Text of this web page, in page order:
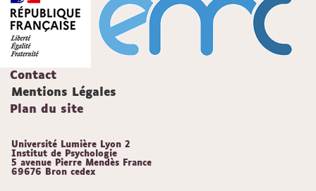
Contact
Mentions Légales
Plan du site
Université Lumière Lyon 2
Institut de Psychologie
5 avenue Pierre Mendès France
69676 Bron cedex